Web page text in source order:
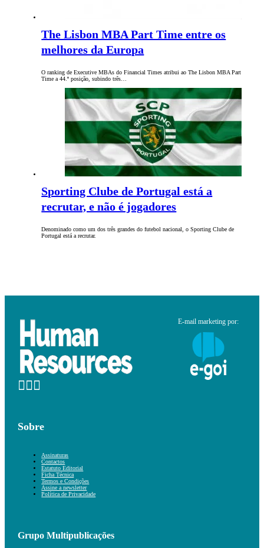
The Lisbon MBA Part Time entre os
melhores da Europa
O ranking de Executive MBAs do Financial Times atribui ao The Lisbon MBA Part
Time a 44.ª posição, subindo três…
Sporting Clube de Portugal está a
recrutar, e não é jogadores
Denominado como um dos três grandes do futebol nacional, o Sporting Clube de
Portugal está a recrutar.
E-mail marketing por:
Sobre
Assinaturas
Contactos
Estatuto Editorial
Ficha Técnica
Termos e Condições
Assine a newsletter
Política de Privacidade
Grupo Multipublicações